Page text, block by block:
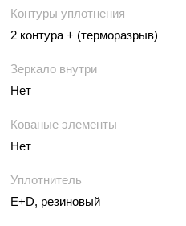
Контуры уплотнения
2 контура + (терморазрыв)
Зеркало внутри
Нет
Кованые элементы
Нет
Уплотнитель
E+D, резиновый